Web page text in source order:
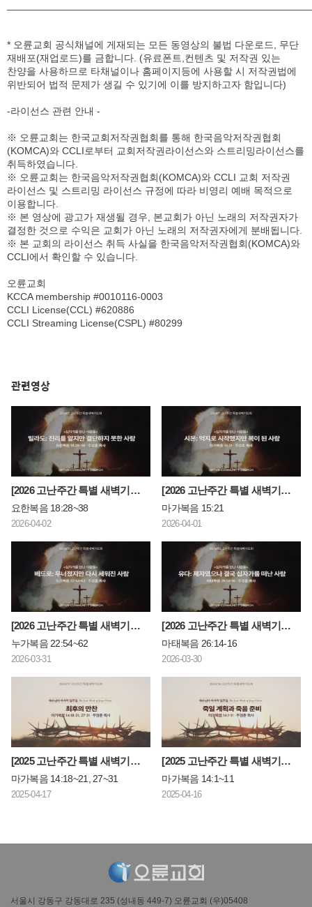
* 오륜교회 공식채널에 게재되는 모든 동영상의 불법 다운로드, 무단
재배포(재업로드)를 금합니다. (유료폰트,컨텐츠 및 저작권 있는
찬양을 사용하므로 타채널이나 홈페이지등에 사용할 시 저작권법에
위반되어 법적 문제가 생길 수 있기에 이를 방지하고자 함입니다)
-라이선스 관련 안내 -
※ 오륜교회는 한국교회저작권협회를 통해 한국음악저작권협회
(KOMCA)와 CCLI로부터 교회저작권라이선스와 스트리밍라이선스를
취득하였습니다.
※ 오륜교회는 한국음악저작권협회(KOMCA)와 CCLI 교회 저작권
라이선스 및 스트리밍 라이선스 규정에 따라 비영리 예배 목적으로
이용합니다.
※ 본 영상에 광고가 재생될 경우, 본교회가 아닌 노래의 저작권자가
결정한 것으로 수익은 교회가 아닌 노래의 저작권자에게 분배됩니다.
※ 본 교회의 라이선스 취득 사실을 한국음악저작권협회(KOMCA)와
CCLI에서 확인할 수 있습니다.
오륜교회
KCCA membership #0010116-0003
CCLI License(CCL) #620886
CCLI Streaming License(CSPL) #80299
관련영상
[2026 고난주간 특별 새벽기도회] 빌라도: 진리를 알지만 결단하지 못한 사람
요한복음 18:28~38
2026-04-02
[2026 고난주간 특별 새벽기도회] 시몬: 억지로 시작했지만 복이 된 사람
마가복음 15:21
2026-04-01
[2026 고난주간 특별 새벽기도회] 베드로: 무너졌지만 다시 세워진 사람
누가복음 22:54~62
2026-03-31
[2026 고난주간 특별 새벽기도회] 유다: 제자였으나 결국 십자가를 떠난 사람
마태복음 26:14-16
2026-03-30
[2025 고난주간 특별 새벽기도회] 최후의 만찬
마가복음 14:18~21, 27~31
2025-04-17
[2025 고난주간 특별 새벽기도회] 죽일 계획과 죽음 준비
마가복음 14:1~11
2025-04-16
서울시 강동구 강동대로 235 (성내동 449-7) 오륜교회 (우)05408